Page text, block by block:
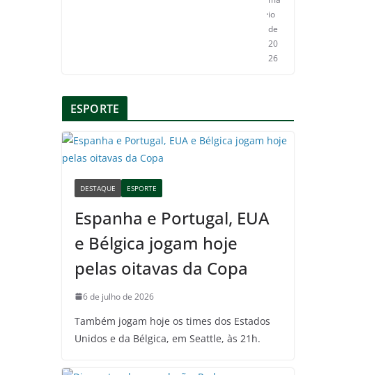
io
de
20
26
ESPORTE
DESTAQUE ESPORTE
Espanha e Portugal, EUA
e Bélgica jogam hoje
pelas oitavas da Copa
6 de julho de 2026
Também jogam hoje os times dos Estados
Unidos e da Bélgica, em Seattle, às 21h.